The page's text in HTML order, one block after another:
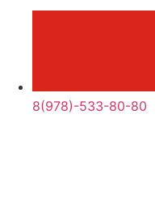
8(978)-533-80-80